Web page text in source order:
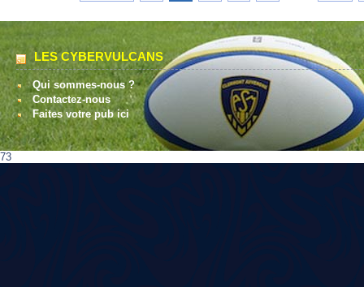
LES CYBERVULCANS
Qui sommes-nous ?
Contactez-nous
Faites votre pub ici
73